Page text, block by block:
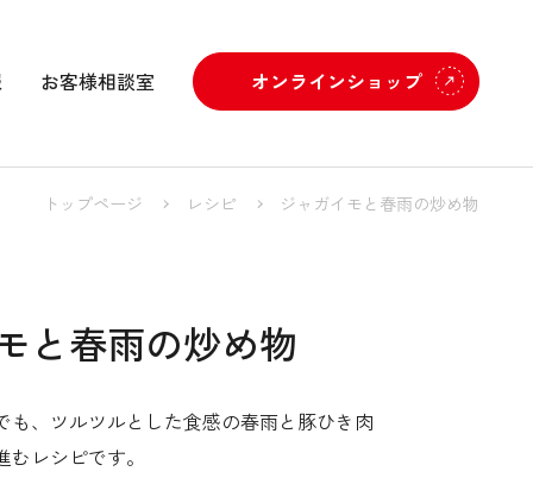
お客様相談室 オンラインショップ
トップページ レシピ ジャガイモと春雨の炒め物
と春雨の炒め物
も、ツルツルとした食感の春雨と豚ひき肉
レシピです。